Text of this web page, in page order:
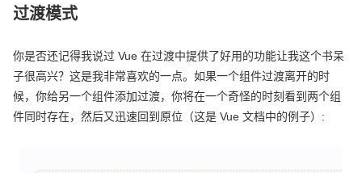
过渡模式
你是否还记得我说过 Vue 在过渡中提供了好用的功能让我这个书呆
子很高兴？这是我非常喜欢的一点。如果一个组件过渡离开的时
候，你给另一个组件添加过渡，你将在一个奇怪的时刻看到两个组
件同时存在，然后又迅速回到原位（这是 Vue 文档中的例子）: